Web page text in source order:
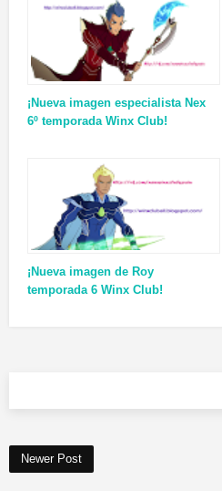
¡Nueva imagen especialista Nex
6º temporada Winx Club!
¡Nueva imagen de Roy
temporada 6 Winx Club!
Newer Post